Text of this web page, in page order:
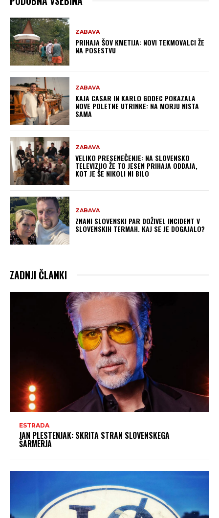
ZABAVA
PRIHAJA ŠOV KMETIJA: NOVI TEKMOVALCI ŽE
NA POSESTVU
ZABAVA
KAJA CASAR IN KARLO GODEC POKAZALA
NOVE POLETNE UTRINKE: NA MORJU NISTA
SAMA
ZABAVA
VELIKO PRESENEČENJE: NA SLOVENSKO
TELEVIZIJO ŽE TO JESEN PRIHAJA ODDAJA,
KOT JE ŠE NIKOLI NI BILO
ZABAVA
ZNANI SLOVENSKI PAR DOŽIVEL INCIDENT V
SLOVENSKIH TERMAH. KAJ SE JE DOGAJALO?
ZADNJI ČLANKI
ESTRADA
JAN PLESTENJAK: SKRITA STRAN SLOVENSKEGA
ŠARMERJA